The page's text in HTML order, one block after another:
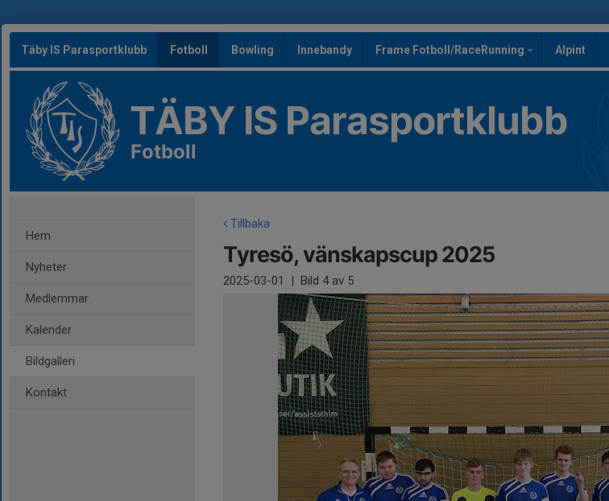
Täby IS Parasportklubb Fotboll Bowling Innebandy Frame Fotboll/RaceRunning Alpint
TÄBY IS Parasportklubb
Fotboll
Hem
Nyheter
Medlemmar
Kalender
Bildgalleri
Kontakt
Tillbaka
Tyresö, vänskapscup 2025
2025-03-01 | Bild 4av 5